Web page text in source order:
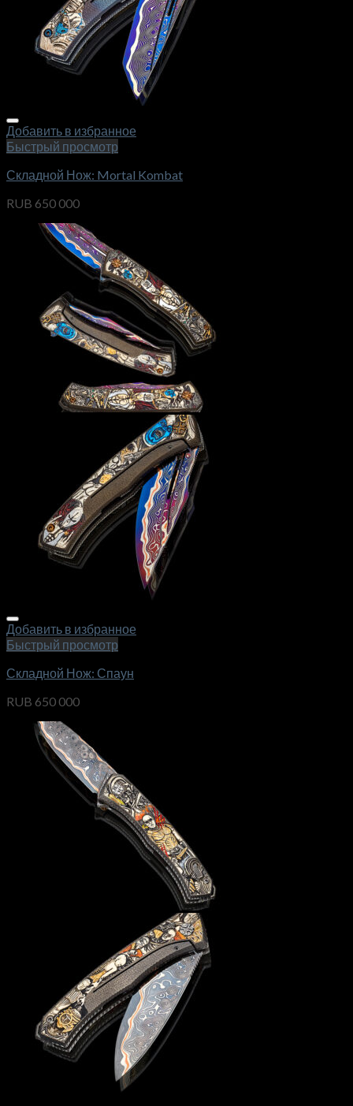
Добавить в избранное
Быстрый просмотр
Складной Нож: Mortal Kombat
RUB 650 000
Добавить в избранное
Быстрый просмотр
Складной Нож: Спаун
RUB 650 000